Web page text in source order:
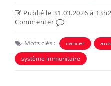
Publié le 31.03.2026 à
Commenter
Mots clés : cancer
système immunitaire